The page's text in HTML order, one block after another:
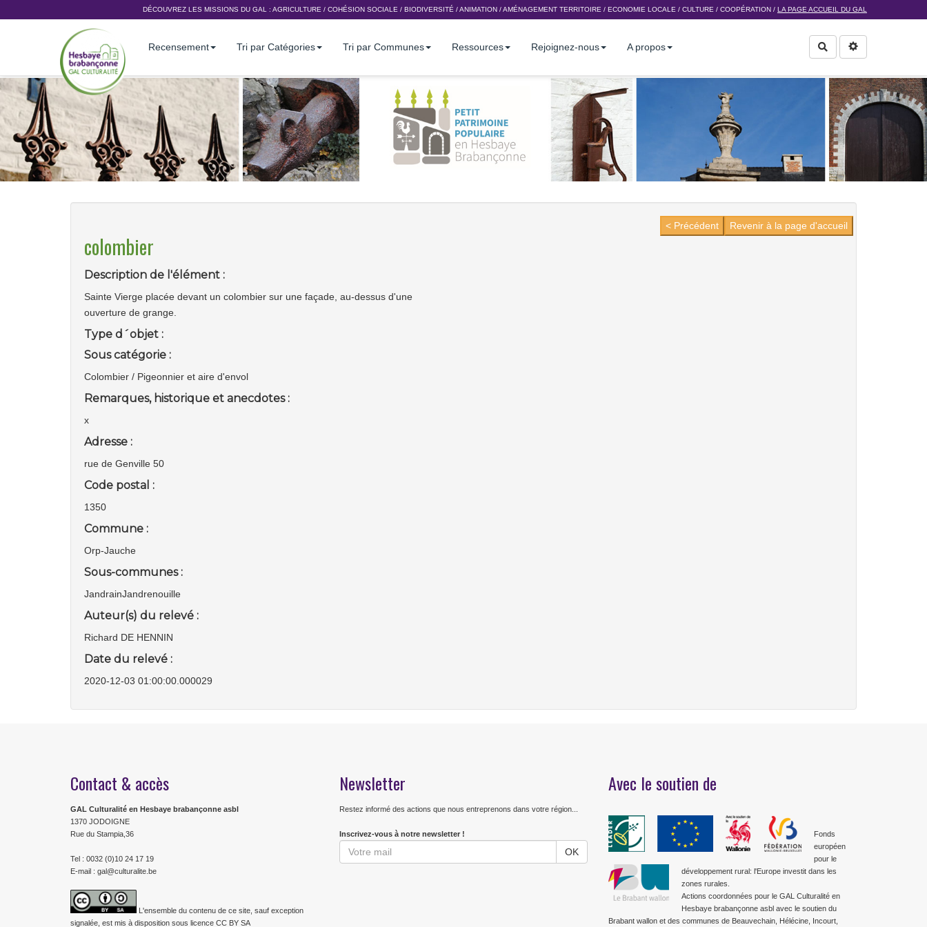
DÉCOUVREZ LES MISSIONS DU GAL : AGRICULTURE / COHÉSION SOCIALE / BIODIVERSITÉ /ANIMATION /AMÉNAGEMENT TERRITOIRE / ECONOMIE LOCALE / CULTURE / COOPÉRATION / LA PAGE ACCUEIL DU GAL
Recensement Tri par Catégories Tri par Communes Ressources Rejoignez-nous A propos Rechercher
Revenir à la page d'accueil
< Précédent
colombier
Description de l'élément :
Sainte Vierge placée devant un colombier sur une façade, au-dessus d'une
ouverture de grange.
Type d´objet :
Sous catégorie :
Colombier / Pigeonnier et aire d'envol
Remarques, historique et anecdotes :
x
Adresse :
rue de Genville 50
Code postal :
1350
Commune :
Orp-Jauche
Sous-communes :
JandrainJandrenouille
Auteur(s) du relevé :
Richard DE HENNIN
Date du relevé :
2020-12-03 01:00:00.000029
Contact & accès
GAL Culturalité en Hesbaye brabançonne asbl
1370 JODOIGNE
Rue du Stampia,36
Tel : 0032 (0)10 24 17 19
E-mail : gal@culturalite.be
L'ensemble du contenu de ce site, sauf exception
signalée, est mis à disposition sous licence CC BY SA
Newsletter
Restez informé des actions que nous entreprenons dans votre région...
Inscrivez-vous à notre newsletter !
Avec le soutien de
Fonds
européen
pour le
développement rural: l'Europe investit dans les
zones rurales.
Actions coordonnées pour le GAL Culturalité en
Hesbaye brabançonne asbl avec le soutien du
Brabant wallon et des communes de Beauvechain, Hélécine, Incourt,